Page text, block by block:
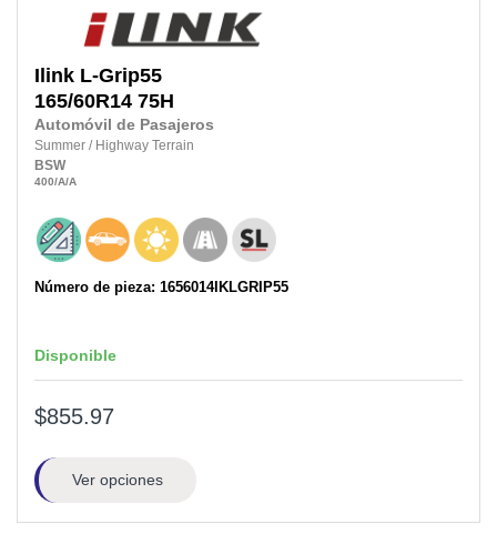
Ilink L-Grip55
165/60R14 75H
Automóvil de Pasajeros
Summer / Highway Terrain
BSW
400/A/A
Número de pieza: 1656014IKLGRIP55
Disponible
$855.97
Ver opciones